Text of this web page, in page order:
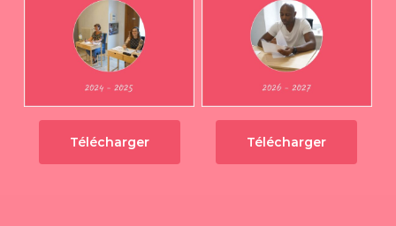
Télécharger Télécharger